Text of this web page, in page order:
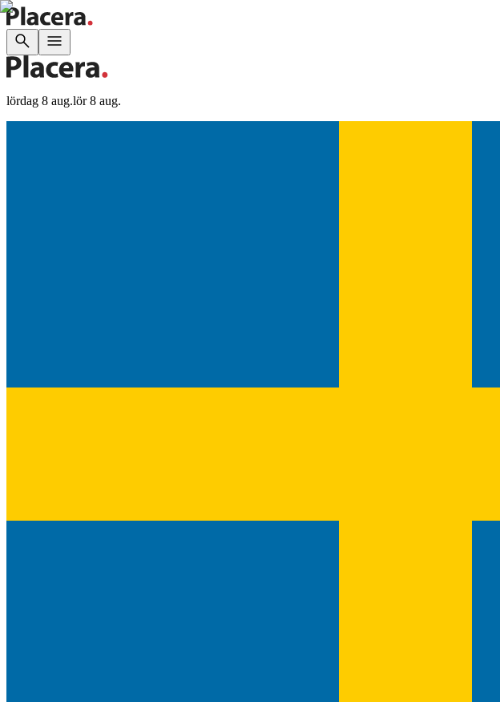
lördag 8 aug.lör 8 aug.